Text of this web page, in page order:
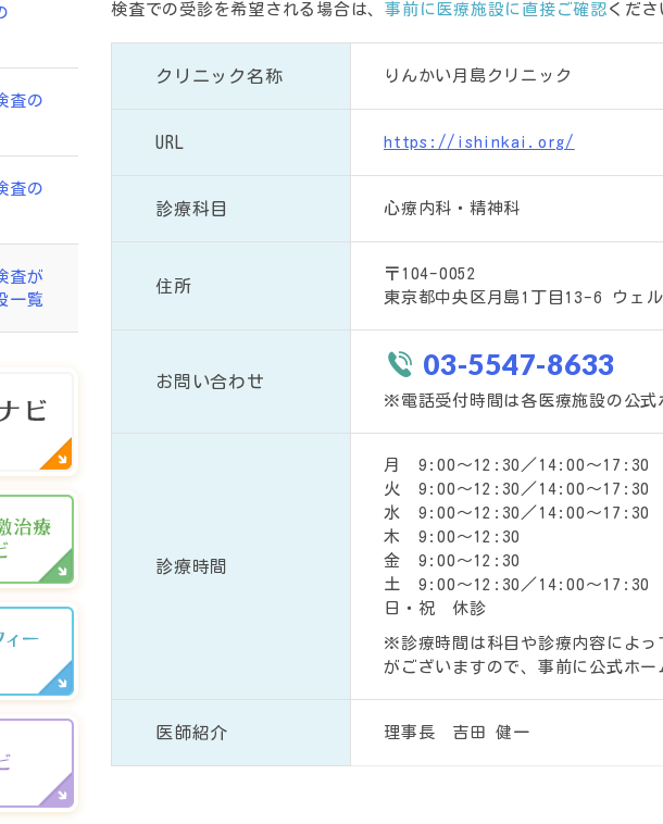
検査での受診を希望される場合は、 事前に医療施設に直接ご確認 くださ
クリニック名称 りんかい月島クリニック
URL https://ishinkai.org/
診療科目 心療内科・精神科
住所
〒104-0052
東京都中央区月島1丁目13-6 ウェ
お問い合わせ 03-5547-8633
※電話受付時間は各医療施設の公式
診療時間
月 9:00～12:30／14:00～17:30
火 9:00～12:30／14:00～17:30
水 9:00～12:30／14:00～17:30
木 9:00～12:30
金 9:00～12:30
土 9:00～12:30／14:00～17:30
日・祝 休診
※診療時間は科目や診療内容によっ
がございますので、事前に公式ホー
医師紹介 理事長 吉田 健一
査の
査の
査が
一覧